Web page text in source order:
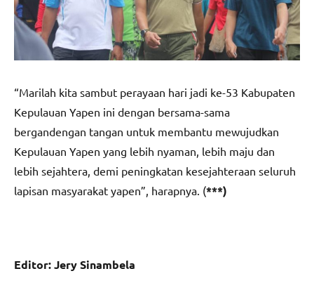
“Marilah kita sambut perayaan hari jadi ke-53 Kabupaten
Kepulauan Yapen ini dengan bersama-sama
bergandengan tangan untuk membantu mewujudkan
Kepulauan Yapen yang lebih nyaman, lebih maju dan
lebih sejahtera, demi peningkatan kesejahteraan seluruh
lapisan masyarakat yapen”, harapnya. (***)
Editor: Jery Sinambela